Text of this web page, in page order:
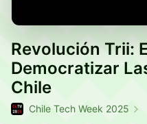
Revolución Trii:
Democratizar
Chile
Chile Tech Week 2025